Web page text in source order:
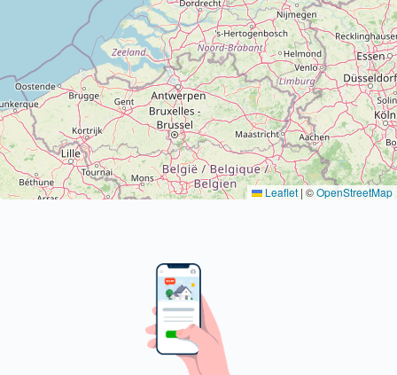
Leaflet | ©OpenStreetMap